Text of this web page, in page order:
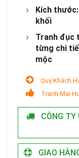
Kích
khối
Tranh đục
từng chi
mộc
Quý Khách
Tranh Mai
CÔNG TY
GIAO